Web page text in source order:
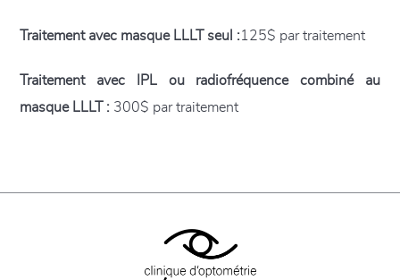
Traitement avec masque LLLT seul :125$ par traitement
Traitement avec IPL ou radiofréquence combiné au
masque LLLT : 300$ par traitement